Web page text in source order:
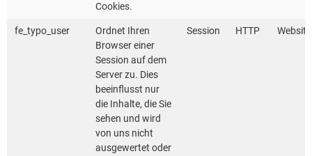
o Ladeinfrastrukturkonzept
o City-Logistik Konzepte
o Betriebliches Mobilitätsmanagement in
Gewerbegebieten: Gewerbegebietskonzept
Öffentliche und vernetzte Mobilität
o Konzepte zur Einführung von Diensten des
vernetzten Fahrens (C-ITS) insbesondere zur
Cookies.
fe_typo_user
Ordnet Ihren
Browser einer
Session auf dem
Server zu. Dies
beeinflusst nur
die Inhalte, die Sie
sehen und wird
von uns nicht
ausgewertet oder
Session HTTP Website